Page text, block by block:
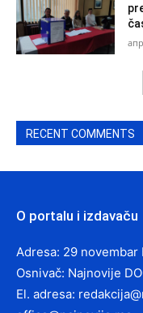
RECENT COMMENTS
O portalu i izdavaču
Adresa: 29 novembar
Osnivač: Najnovije
El. adresa: